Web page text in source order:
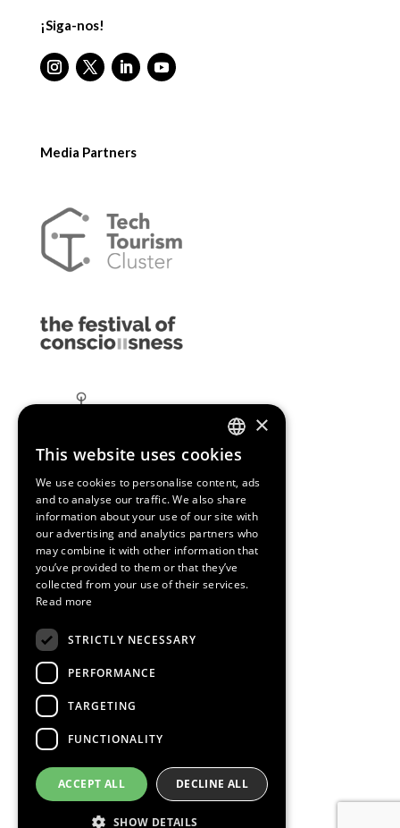
¡Siga-nos!
Media Partners
ENGLISH
SPANISH
CATALAN
×
This website uses cookies
We use cookies to personalise content, ads
and to analyse our traffic. We also share
information about your use of our site with
our advertising and analytics partners who
may combine it with other information that
you’ve provided to them or that they’ve
collected from your use of their services.
Read more
STRICTLY NECESSARY
PERFORMANCE
TARGETING
FUNCTIONALITY
ACCEPT ALL DECLINE ALL
SHOW DETAILS